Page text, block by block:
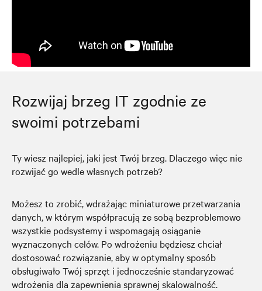
Rozwijaj brzeg IT zgodnie ze
swoimi potrzebami
Ty wiesz najlepiej, jaki jest Twój brzeg. Dlaczego więc nie
rozwijać go wedle własnych potrzeb?
Możesz to zrobić, wdrażając miniaturowe przetwarzania
danych, w którym współpracują ze sobą bezproblemowo
wszystkie podsystemy i wspomagają osiąganie
wyznaczonych celów. Po wdrożeniu będziesz chciał
dostosować rozwiązanie, aby w optymalny sposób
obsługiwało Twój sprzęt i jednocześnie standaryzować
wdrożenia dla zapewnienia sprawnej skalowalność.